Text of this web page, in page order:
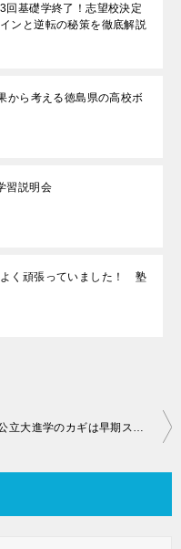
回基礎学終了！志望校決定
ンと逆転の秘策を徹底解説
から考える徳島県の高校ボ
習説明会
よく頑張っていました！ 塾